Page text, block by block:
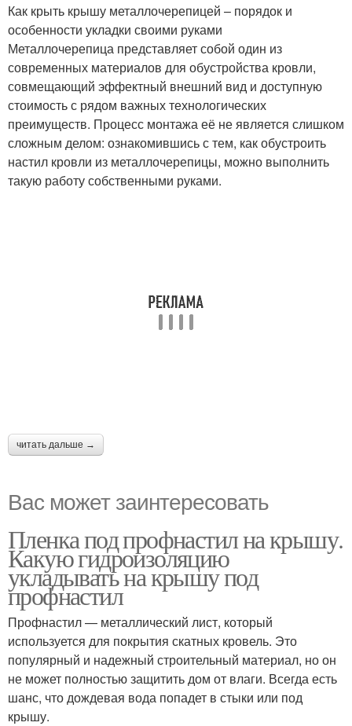
Как крыть крышу металлочерепицей – порядок и
особенности укладки своими руками
Металлочерепица представляет собой один из
современных материалов для обустройства кровли,
совмещающий эффектный внешний вид и доступную
стоимость с рядом важных технологических
преимуществ. Процесс монтажа её не является слишком
сложным делом: ознакомившись с тем, как обустроить
настил кровли из металлочерепицы, можно выполнить
такую работу собственными руками.
читать дальше →
Вас может заинтересовать
Пленка под профнастил на крышу.
Какую гидроизоляцию
укладывать на крышу под
профнастил
Профнастил — металлический лист, который
используется для покрытия скатных кровель. Это
популярный и надежный строительный материал, но он
не может полностью защитить дом от влаги. Всегда есть
шанс, что дождевая вода попадет в стыки или под
крышу.